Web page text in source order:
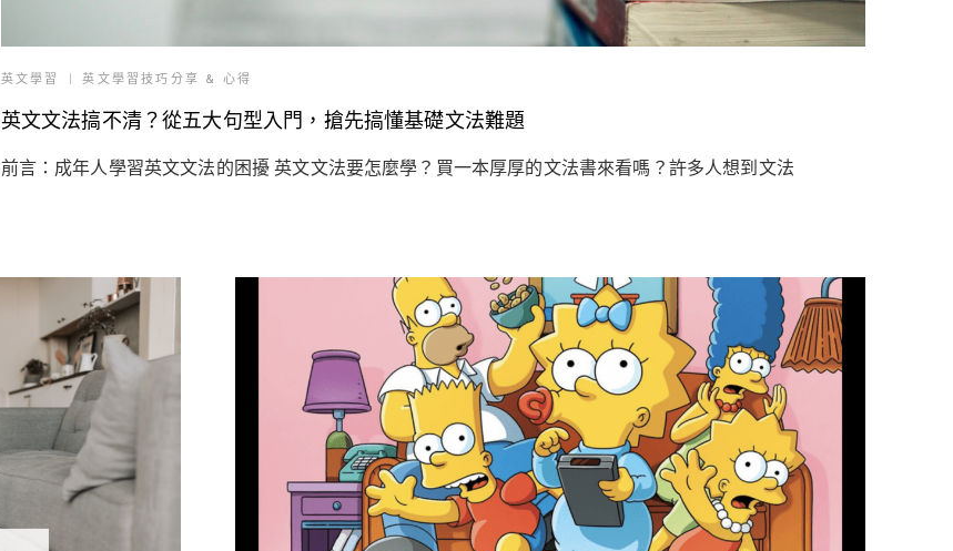
英文學習 英文學習技巧分享 & 心得
英文文法搞不清？從五大句型入門，搶先搞懂基礎文法難題
前言：成年人學習英文文法的困擾 英文文法要怎麼學？買一本厚厚的文法書來看嗎？許多人想到文法